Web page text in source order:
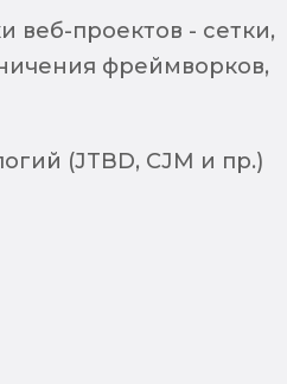
веб-проектов - сетки,
фреймворков,
(JTBD, CJM и пр.)